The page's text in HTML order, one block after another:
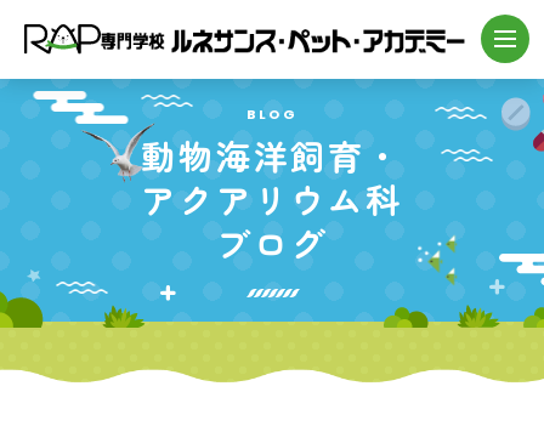
BLOG
動物海洋飼育・
アクアリウム科
ブログ